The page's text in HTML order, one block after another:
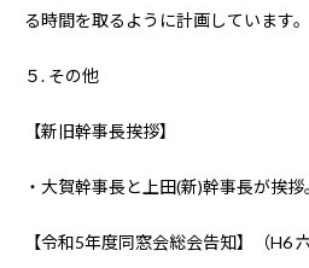
る時間を取るように計画しています。
５. その他
【新旧幹事長挨拶】
・大賀幹事長と上田(新)幹事長が挨拶
【令和5年度同窓会総会告知】（H6